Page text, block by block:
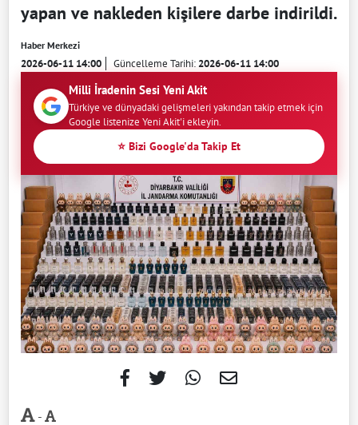
yapan ve nakleden kişilere darbe indirildi.
Haber Merkezi
2026-06-11 14:00 Güncelleme Tarihi:2026-06-11 14:00
Milli İradenin Sesi Yeni Akit
Türkiye ve dünyadaki gelişmeleri yakından takip etmek için
Google listenize Yeni Akit'i ekleyin.
⭐ Bizi Google'da Takip Et
-